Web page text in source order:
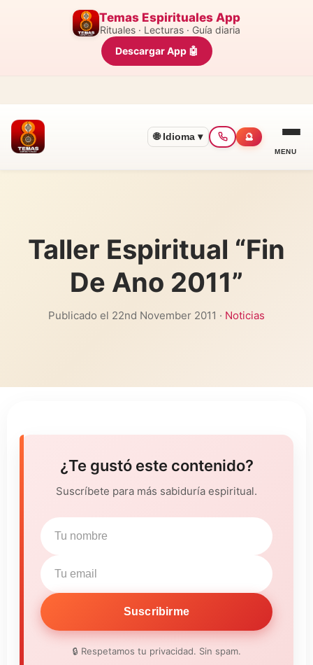
Temas Espirituales App
Rituales · Lecturas · Guía diaria
Descargar App 🤖
🌐 Idioma ▾ 🔮
MENU
Taller Espiritual “Fin
De Ano 2011”
Publicado el 22nd November 2011 · Noticias
¿Te gustó este contenido?
Suscríbete para más sabiduría espiritual.
Suscribirme
🔒 Respetamos tu privacidad. Sin spam.